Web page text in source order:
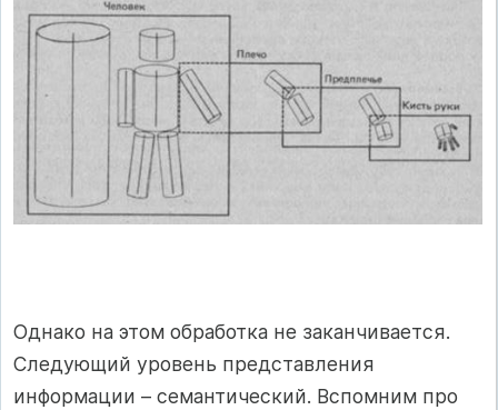
Однако на этом обработка не заканчивается.
Следующий уровень представления
информации – семантический. Вспомним про